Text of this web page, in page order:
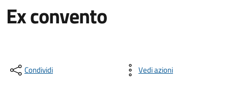
Ex convento
Condividi Vedi azioni